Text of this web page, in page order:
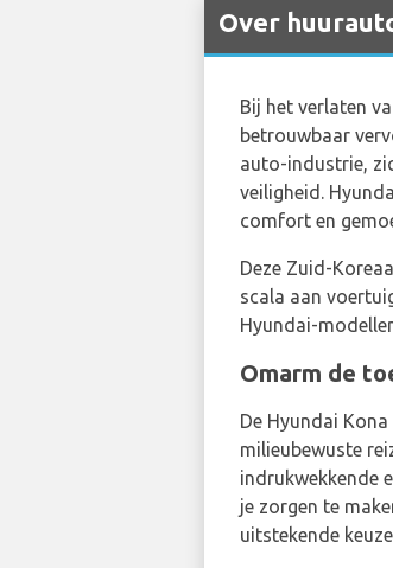
Over
Bij het verlaten
betrouwbaar
auto-industrie,
veiligheid.
comfort en
Deze Zuid-
scala aan
Hyundai-
Omarm de
De Hyundai
milieubewuste
indrukwekkende
je zorgen te
uitstekende